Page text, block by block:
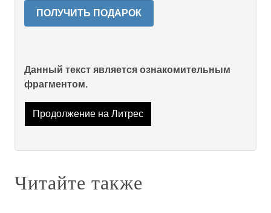
ПОЛУЧИТЬ ПОДАРОК
Данный текст является ознакомительным
фрагментом.
Продолжение на Литрес
Читайте также